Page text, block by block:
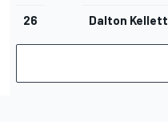
26 Dalton Kellett